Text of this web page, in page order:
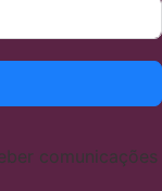
comunicações